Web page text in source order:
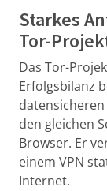
Starkes
Tor-
Das Tor-
Erfolgsbilanz
den gleichen
Browser. Er
einem VPN
Internet.